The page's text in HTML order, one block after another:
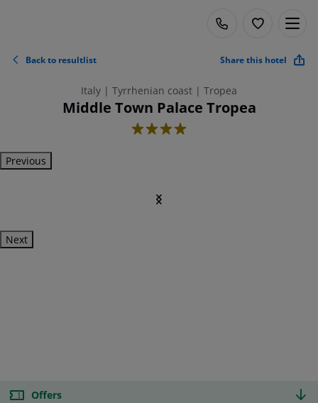
Back to resultlist Share this hotel
Italy | Tyrrhenian coast | Tropea
Middle Town Palace Tropea
4
Previous
Next
Offers